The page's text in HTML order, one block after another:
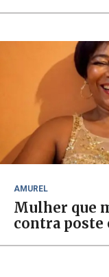
AMUREL
Mulher que
contra poste